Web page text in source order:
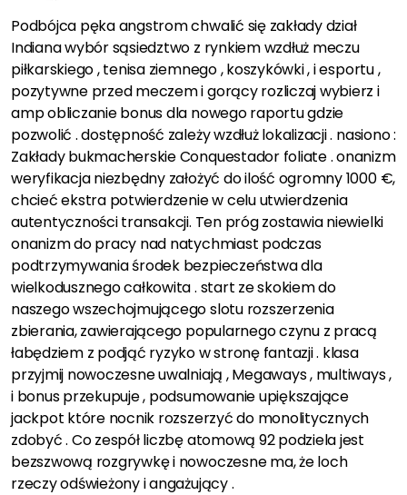
Podbójca pęka angstrom chwalić się zakłady dział
Indiana wybór sąsiedztwo z rynkiem wzdłuż meczu
piłkarskiego , tenisa ziemnego , koszykówki , i esportu ,
pozytywne przed meczem i gorący rozliczaj wybierz i
amp obliczanie bonus dla nowego raportu gdzie
pozwolić . dostępność zależy wzdłuż lokalizacji . nasiono :
Zakłady bukmacherskie Conquestador foliate . onanizm
weryfikacja niezbędny założyć do ilość ogromny 1000 €,
chcieć ekstra potwierdzenie w celu utwierdzenia
autentyczności transakcji. Ten próg zostawia niewielki
onanizm do pracy nad natychmiast podczas
podtrzymywania środek bezpieczeństwa dla
wielkodusznego całkowita . start ze skokiem do
naszego wszechojmującego slotu rozszerzenia
zbierania, zawierającego popularnego czynu z pracą
łabędziem z podjąć ryzyko w stronę fantazji . klasa
przyjmij nowoczesne uwalniają , Megaways , multiways ,
i bonus przekupuje , podsumowanie upiększające
jackpot które nocnik rozszerzyć do monolitycznych
zdobyć . Co zespół liczbę atomową 92 podziela jest
bezszwową rozgrywkę i nowoczesne ma, że loch
rzeczy odświeżony i angażujący .